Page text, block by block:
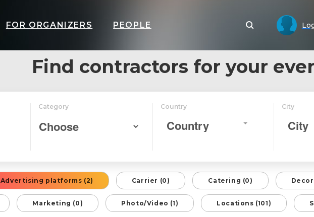
FOR ORGANIZERS PEOPLE
Find contractors for your
Category Country
Country
City
City
Advertising platforms (2) Carrier (0) Catering (0)
Marketing (0) Photo/Video (1) Locations (101)